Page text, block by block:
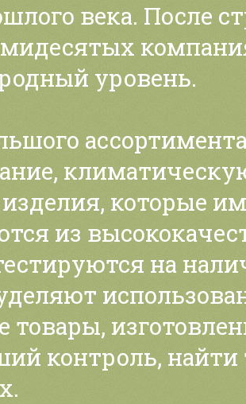
века. После
уровень.
которые
из
на
товары,
контроль,